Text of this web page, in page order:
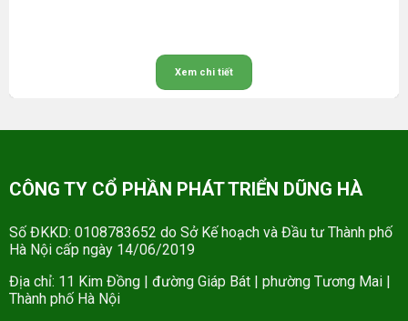
Xem chi tiết
CÔNG TY CỔ PHẦN PHÁT TRIỂN DŨNG HÀ
Số ĐKKD: 0108783652 do Sở Kế hoạch và Đầu tư Thành phố
Hà Nội cấp ngày 14/06/2019
Địa chỉ: 11 Kim Đồng | đường Giáp Bát | phường Tương Mai |
Thành phố Hà Nội